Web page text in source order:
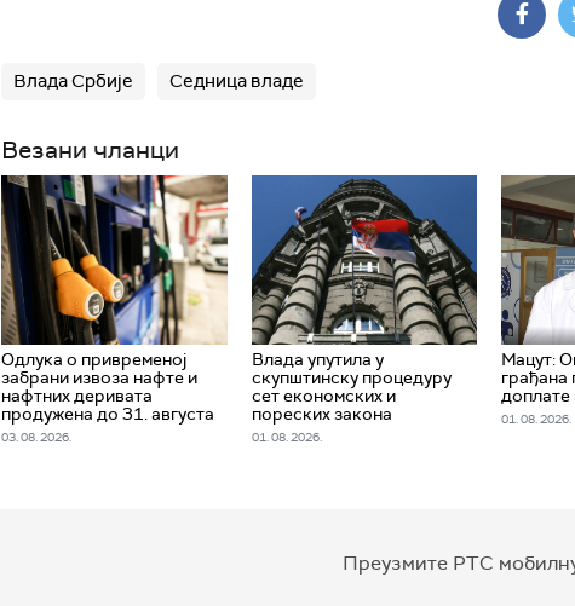
Влада Србије Седница владе
Везани чланци
Одлука о привременој
забрани извоза нафте и
нафтних деривата
продужена до 31. августа
03. 08. 2026.
Влада упутила у
скупштинску процедуру
сет економских и
пореских закона
01. 08. 2026.
Мацут:
грађана
доплате
01. 08. 2026.
Преузмите РТС